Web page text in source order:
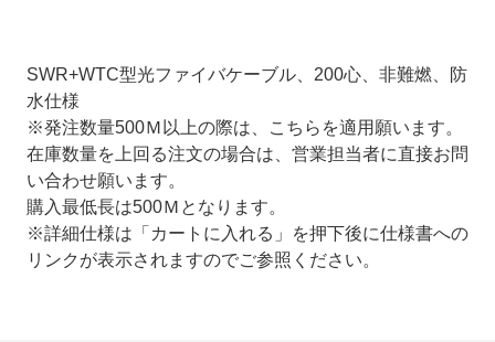
SWR+WTC型光ファイバケーブル、200心、非難燃、防
水仕様
※発注数量500Ｍ以上の際は、こちらを適用願います。
在庫数量を上回る注文の場合は、営業担当者に直接お問
い合わせ願います。
購入最低長は500Ｍとなります。
※詳細仕様は「カートに入れる」を押下後に仕様書への
リンクが表示されますのでご参照ください。